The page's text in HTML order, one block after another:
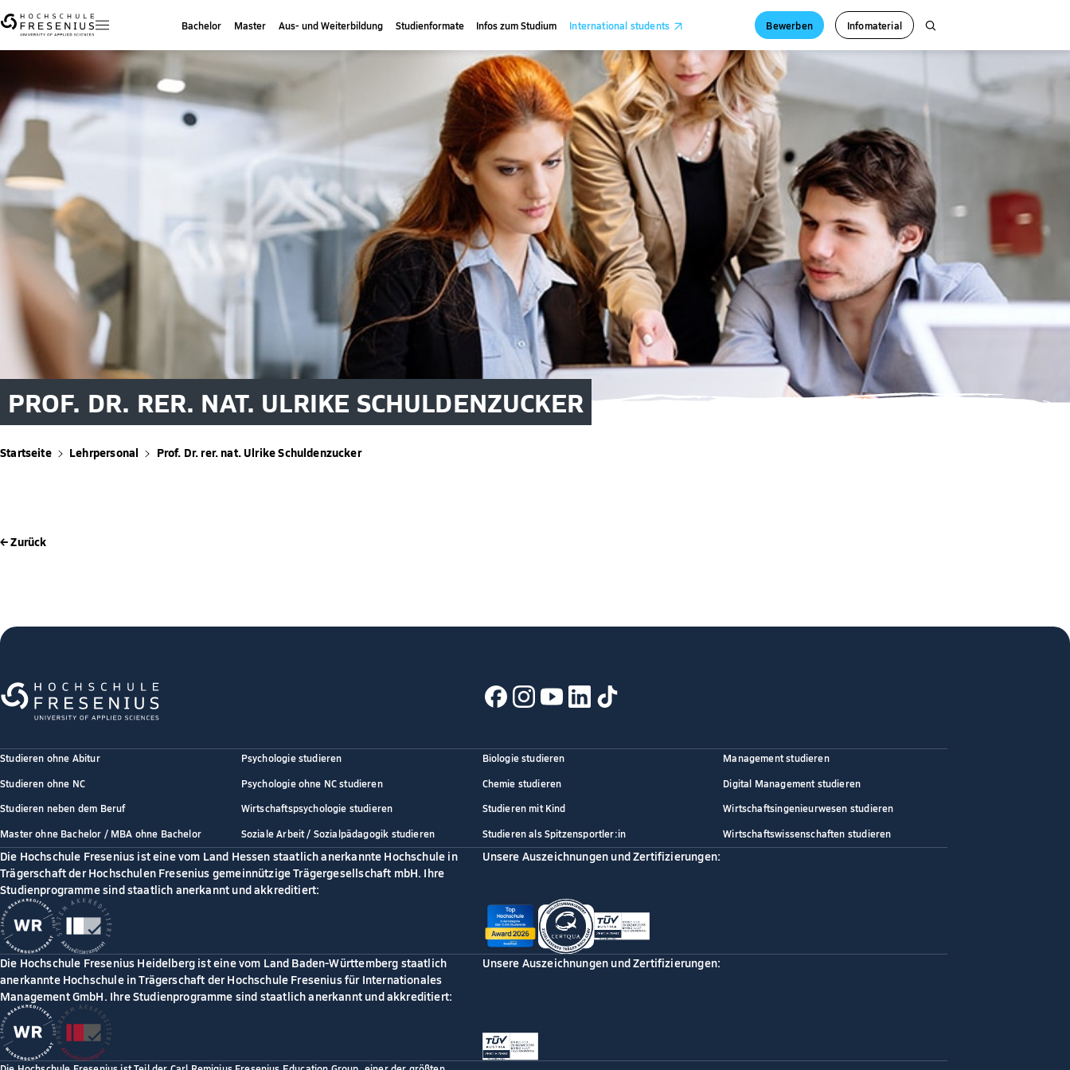
Bachelor Master Aus- und Weiterbildung Studienformate Infos zum Studium International students Bewerben Infomaterial
PROF. DR. RER. NAT. ULRIKE SCHULDENZUCKER
Startseite Lehrpersonal Prof. Dr. rer. nat. Ulrike Schuldenzucker
← Zurück
Studieren ohne Abitur
Studieren ohne NC
Studieren neben dem Beruf
Master ohne Bachelor / MBA ohne Bachelor
Psychologie studieren
Psychologie ohne NC studieren
Wirtschaftspsychologie studieren
Soziale Arbeit / Sozialpädagogik studieren
Biologie studieren
Chemie studieren
Studieren mit Kind
Studieren als Spitzensportler:in
Management studieren
Digital Management studieren
Wirtschaftsingenieurwesen studieren
Wirtschaftswissenschaften studieren
Die Hochschule Fresenius ist eine vom Land Hessen staatlich anerkannte Hochschule in
Trägerschaft der Hochschulen Fresenius gemeinnützige Trägergesellschaft mbH. Ihre
Studienprogramme sind staatlich anerkannt und akkreditiert:
Unsere Auszeichnungen und Zertifizierungen:
Die Hochschule Fresenius Heidelberg ist eine vom Land Baden-Württemberg staatlich
anerkannte Hochschule in Trägerschaft der Hochschule Fresenius für Internationales
Management GmbH. Ihre Studienprogramme sind staatlich anerkannt und akkreditiert:
Unsere Auszeichnungen und Zertifizierungen: